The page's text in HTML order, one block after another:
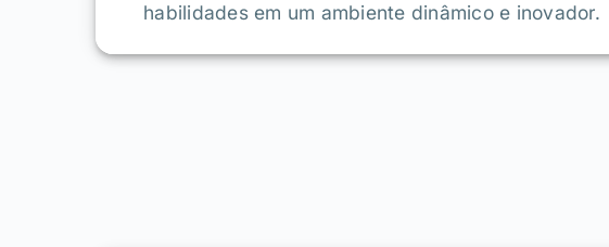
habilidades em um ambiente dinâmico e inovador.